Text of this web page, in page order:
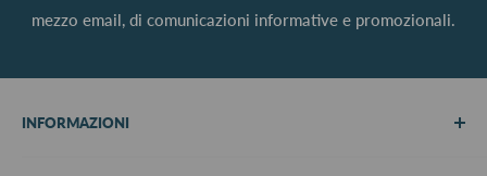
mezzo email, di comunicazioni informative e promozionali.
INFORMAZIONI